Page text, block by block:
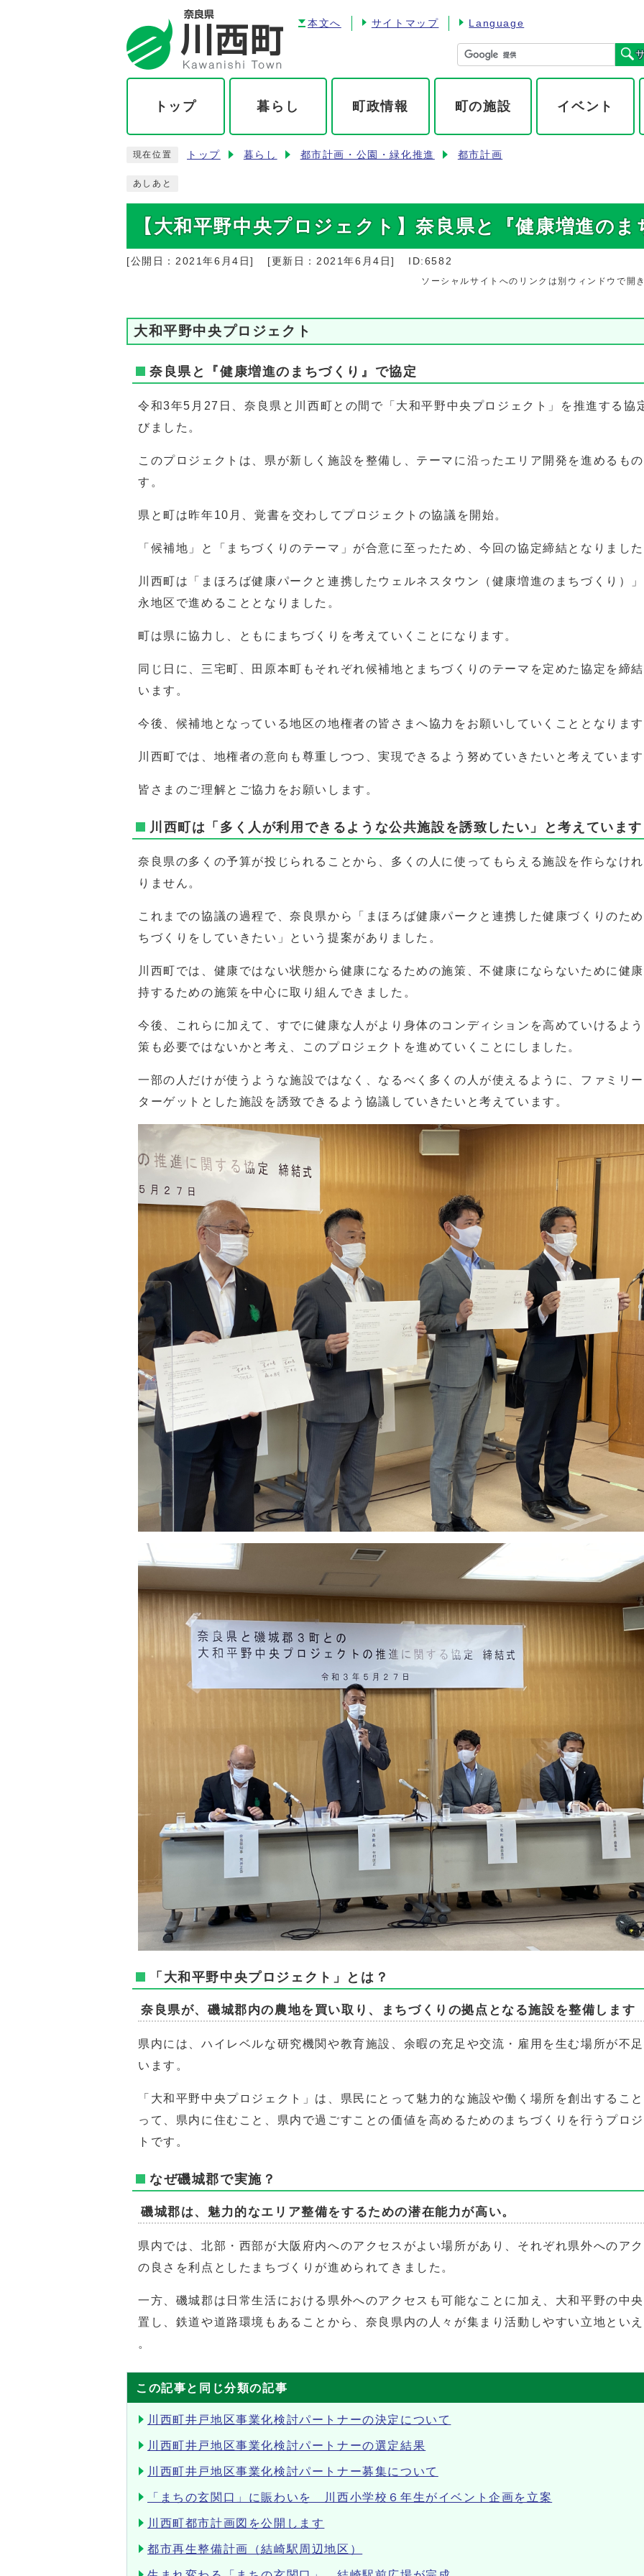
本文へ サイトマップ Language
トップ 暮らし 町政情報 町の施設 イベント
現在位置 トップ 暮らし 都市計画・公園・緑化推進 都市計画
あしあと
【大和平野中央プロジェクト】奈良県と『健康増進の
[公開日： 2021年6月4日] [更新日：2021年6月4日] ID:6582
ソーシャルサイトへのリンクは別ウィンドウで開
大和平野中央プロジェクト
奈良県と『健康増進のまちづくり』で協定
令和3年5月27日、奈良県と川西町との間で「大和平野中央プロジェクト」を推進する協
びました。
このプロジェクトは、県が新しく施設を整備し、テーマに沿ったエリア開発を進めるも
す。
県と町は昨年10月、覚書を交わしてプロジェクトの協議を開始。
「候補地」と「まちづくりのテーマ」が合意に至ったため、今回の協定締結となりました
川西町は「まほろば健康パークと連携したウェルネスタウン（健康増進のまちづくり）
永地区で進めることとなりました。
町は県に協力し、ともにまちづくりを考えていくことになります。
同じ日に、三宅町、田原本町もそれぞれ候補地とまちづくりのテーマを定めた協定を締
います。
今後、候補地となっている地区の地権者の皆さまへ協力をお願いしていくこととなります
川西町では、地権者の意向も尊重しつつ、実現できるよう努めていきたいと考えています
皆さまのご理解とご協力をお願いします。
川西町は「多く人が利用できるような公共施設を誘致したい」と考えています
奈良県の多くの予算が投じられることから、多くの人に使ってもらえる施設を作らなけ
りません。
これまでの協議の過程で、奈良県から「まほろば健康パークと連携した健康づくりのため
ちづくりをしていきたい」という提案がありました。
川西町では、健康ではない状態から健康になるための施策、不健康にならないために健
持するための施策を中心に取り組んできました。
今後、これらに加えて、すでに健康な人がより身体のコンディションを高めていけるよ
策も必要ではないかと考え、このプロジェクトを進めていくことにしました。
一部の人だけが使うような施設ではなく、なるべく多くの人が使えるように、ファミリ
ターゲットとした施設を誘致できるよう協議していきたいと考えています。
「大和平野中央プロジェクト」とは？
奈良県が、磯城郡内の農地を買い取り、まちづくりの拠点となる施設を整備します
県内には、ハイレベルな研究機関や教育施設、余暇の充足や交流・雇用を生む場所が不
います。
「大和平野中央プロジェクト」は、県民にとって魅力的な施設や働く場所を創出すること
って、県内に住むこと、県内で過ごすことの価値を高めるためのまちづくりを行うプロジ
トです。
なぜ磯城郡で実施？
磯城郡は、魅力的なエリア整備をするための潜在能力が高い。
県内では、北部・西部が大阪府内へのアクセスがよい場所があり、それぞれ県外へのア
の良さを利点としたまちづくりが進められてきました。
一方、磯城郡は日常生活における県外へのアクセスも可能なことに加え、大和平野の中
置し、鉄道や道路環境もあることから、奈良県内の人々が集まり活動しやすい立地とい
。
この記事と同じ分類の記事
川西町井戸地区事業化検討パートナーの決定について
川西町井戸地区事業化検討パートナーの選定結果
川西町井戸地区事業化検討パートナー募集について
「まちの玄関口」に賑わいを 川西小学校６年生がイベント企画を立案
川西町都市計画図を公開します
都市再生整備計画（結崎駅周辺地区）